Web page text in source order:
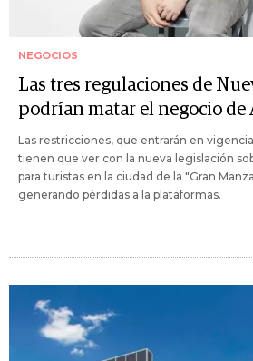
NEGOCIOS
Las tres regulaciones de
podrían matar el negocio de
Las restricciones, que entrarán en
tienen que ver con la nueva legislación
para turistas en la ciudad de la "Gran
generando pérdidas a la plataformas.